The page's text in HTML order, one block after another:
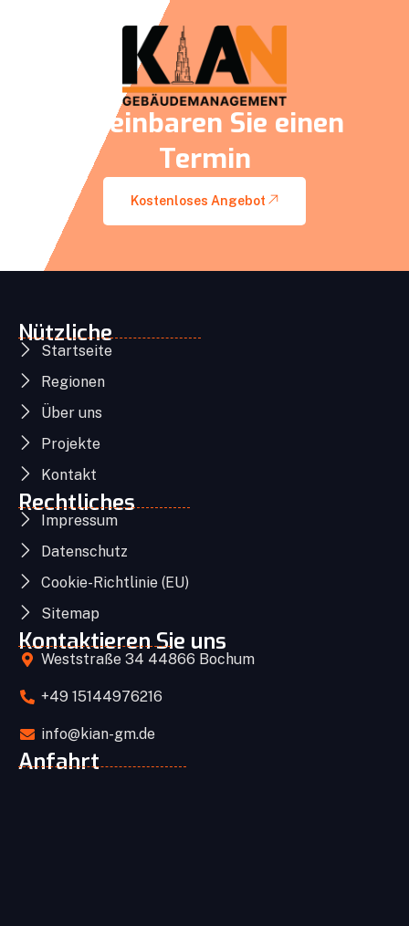
Vereinbaren Sie einen
Termin
Kostenloses Angebot
Nützliche
Startseite
Regionen
Über uns
Projekte
Kontakt
Rechtliches
Impressum
Datenschutz
Cookie-Richtlinie (EU)
Sitemap
Kontaktieren Sie uns
Weststraße 34 44866 Bochum
+49 15144976216
info@kian-gm.de
Anfahrt